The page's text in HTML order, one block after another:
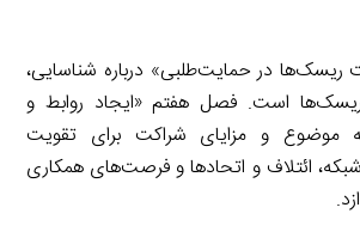
در حمایت‌طلبی» درباره شناسایی،
است. فصل هفتم «ایجاد روابط و
موضوع و مزایای شراکت برای تقویت
ائتلاف و اتحادها و فرصت‌های همکاری